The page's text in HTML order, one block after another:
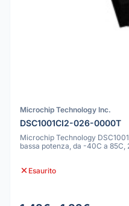
Microchip Technology Inc.
DSC1001CI2-026-0000T
Microchip Technology
bassa potenza, da -40C a 85C,
Esaurito